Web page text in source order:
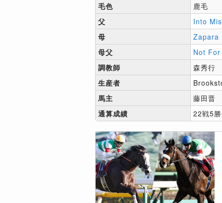
毛色
鹿毛
父
Into
母
Zapara
母父
Not
調教師
森秀行
生産者
馬主
藤田晋
通算成績
22戦5